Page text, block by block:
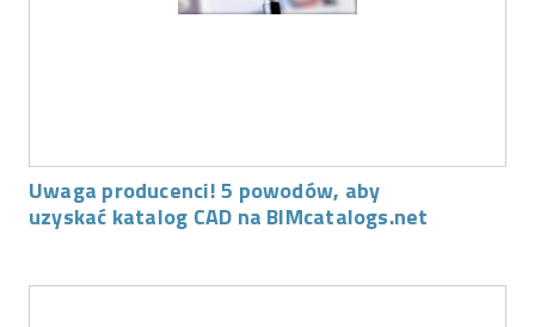
Uwaga producenci! 5 powodów, aby
uzyskać katalog CAD na BIMcatalogs.net